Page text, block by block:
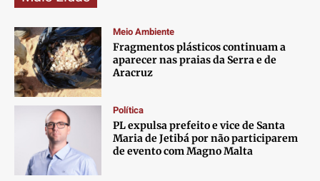
Meio Ambiente
Fragmentos plásticos continuam a
aparecer nas praias da Serra e de
Aracruz
Política
PL expulsa prefeito e vice de Santa
Maria de Jetibá por não participarem
de evento com Magno Malta